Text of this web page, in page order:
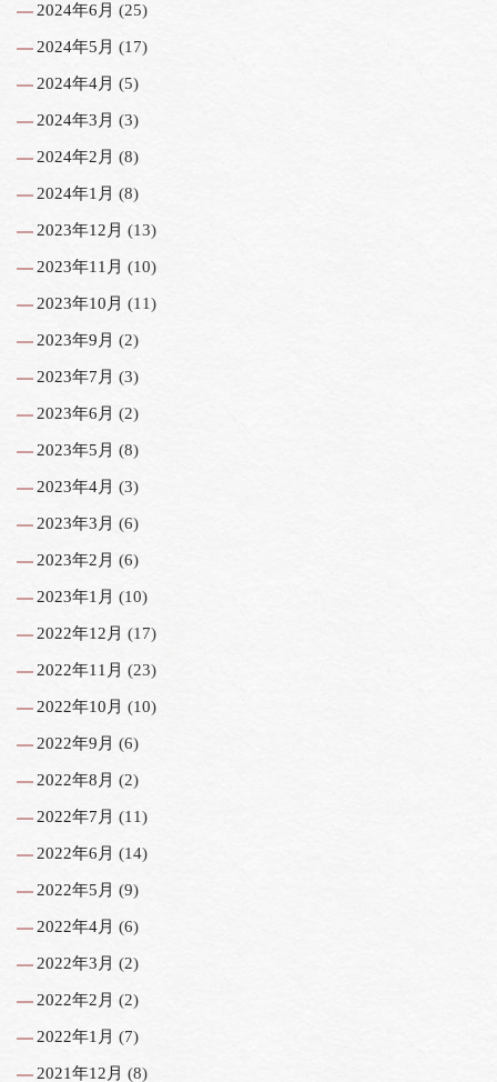
2024年6月 (25)
2024年5月 (17)
2024年4月 (5)
2024年3月 (3)
2024年2月 (8)
2024年1月 (8)
2023年12月 (13)
2023年11月 (10)
2023年10月 (11)
2023年9月 (2)
2023年7月 (3)
2023年6月 (2)
2023年5月 (8)
2023年4月 (3)
2023年3月 (6)
2023年2月 (6)
2023年1月 (10)
2022年12月 (17)
2022年11月 (23)
2022年10月 (10)
2022年9月 (6)
2022年8月 (2)
2022年7月 (11)
2022年6月 (14)
2022年5月 (9)
2022年4月 (6)
2022年3月 (2)
2022年2月 (2)
2022年1月 (7)
2021年12月 (8)